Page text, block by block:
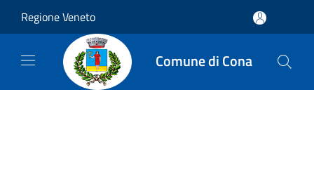
Regione Veneto
Comune di Cona